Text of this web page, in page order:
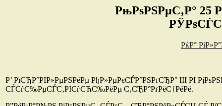
РњРѕРЅРµС‚Р° 25
РќР°
Р’ РїСЂР°РІР»РµРЅРёРµ РђР»РµРєСЃР°РЅРґСЂР° III РІ
СЃСѓС‰РµСЃС‚РІСѓСЋС‰РёРµ С‚СЂР°РґРёС†РёРё.